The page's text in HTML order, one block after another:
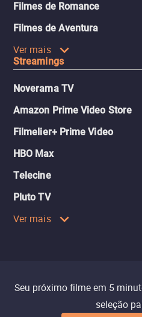
Filmes de Romance
Filmes de Aventura
Ver mais
Streamings
Noverama TV
Amazon Prime Video Store
Filmelier+ Prime Video
HBO Max
Telecine
Pluto TV
Ver mais
Seu próximo filme em 5
seleção